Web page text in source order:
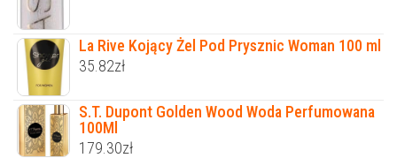
La Rive Kojący Żel Pod Prysznic Woman 100 ml
35.82zł
S.T. Dupont Golden Wood Woda Perfumowana
100Ml
179.30zł